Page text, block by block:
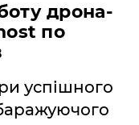
дрона-
по
успішного